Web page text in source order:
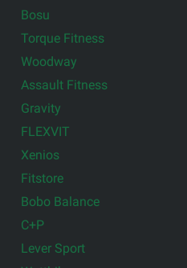
Bosu
Torque Fitness
Woodway
Assault Fitness
Gravity
FLEXVIT
Xenios
Fitstore
Bobo Balance
C+P
Lever Sport